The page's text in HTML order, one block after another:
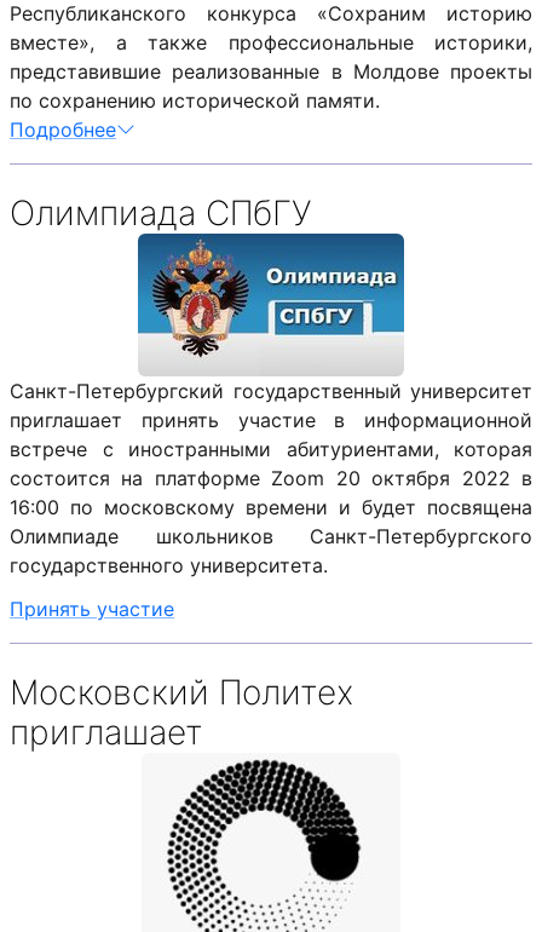
Республиканского конкурса «Сохраним историю
вместе», а также профессиональные историки,
представившие реализованные в Молдове проекты
по сохранению исторической памяти.
Подробнее
Олимпиада СПбГУ
Санкт-Петербургский государственный университет
приглашает принять участие в информационной
встрече с иностранными абитуриентами, которая
состоится на платформе Zoom 20 октября 2022 в
16:00 по московскому времени и будет посвящена
Олимпиаде школьников Санкт-Петербургского
государственного университета.
Принять участие
Московский Политех
приглашает